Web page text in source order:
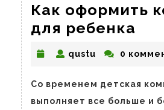
Как оформить
для ребенка
qustu qustu0
Со временем детская
выполняет все больше и